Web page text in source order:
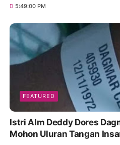
5:49:00 PM
FEATURED
Istri Alm Deddy Dores
Mohon Uluran Tangan